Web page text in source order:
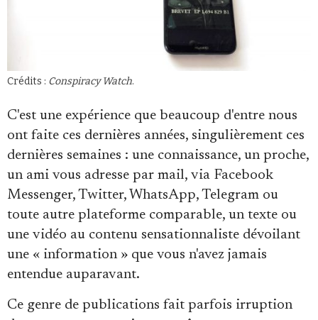
Demander à Vera
Se connecter
Crédits : Conspiracy Watch.
C'est une expérience que beaucoup d'entre nous
ont faite ces dernières années, singulièrement ces
dernières semaines : une connaissance, un proche,
un ami vous adresse par mail, via Facebook
Messenger, Twitter, WhatsApp, Telegram ou
toute autre plateforme comparable, un texte ou
une vidéo au contenu sensationnaliste dévoilant
une « information » que vous n'avez jamais
entendue auparavant.
Ce genre de publications fait parfois irruption